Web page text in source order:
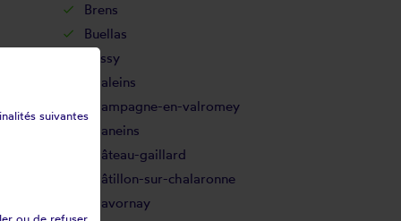
Brens
Buellas
Cessy
Chaleins
Champagne-en-valromey
Chaneins
Château-gaillard
Châtillon-sur-chalaronne
Chavornay
suivantes